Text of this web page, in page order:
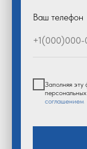
Ваш телефон
Заполняя эту
соглашением